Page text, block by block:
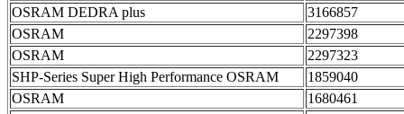
OSRAM DEDRA plus
3166857
OSRAM
2297398
OSRAM
2297323
SHP-Series Super High Performance OSRAM
1859040
OSRAM
1680461